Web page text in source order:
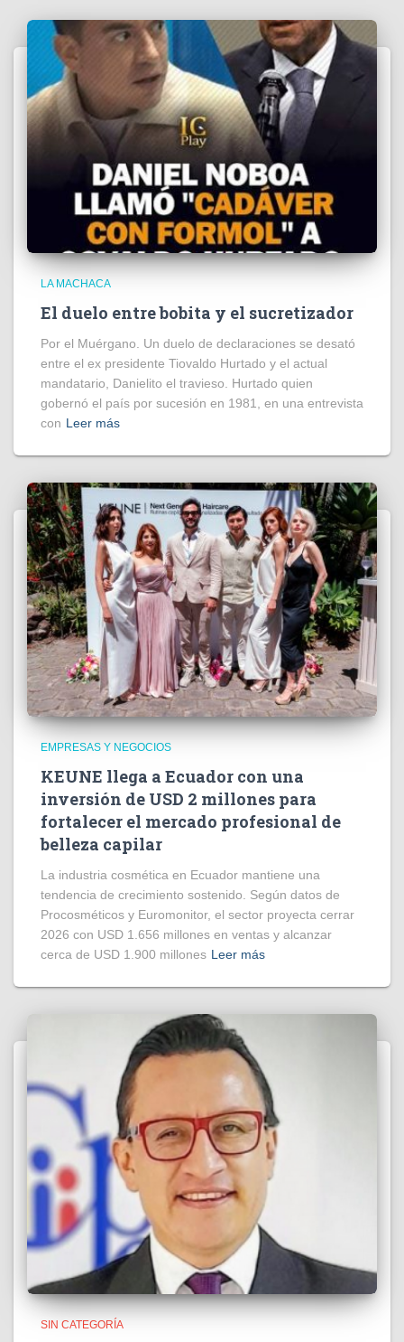
LA MACHACA
El duelo entre bobita y el sucretizador
Por el Muérgano. Un duelo de declaraciones se desató
entre el ex presidente Tiovaldo Hurtado y el actual
mandatario, Danielito el travieso. Hurtado quien
gobernó el país por sucesión en 1981, en una entrevista
con Leer más
EMPRESAS Y NEGOCIOS
KEUNE llega a Ecuador con una
inversión de USD 2 millones para
fortalecer el mercado profesional de
belleza capilar
La industria cosmética en Ecuador mantiene una
tendencia de crecimiento sostenido. Según datos de
Procosméticos y Euromonitor, el sector proyecta cerrar
2026 con USD 1.656 millones en ventas y alcanzar
cerca de USD 1.900 millones Leer más
SIN CATEGORÍA